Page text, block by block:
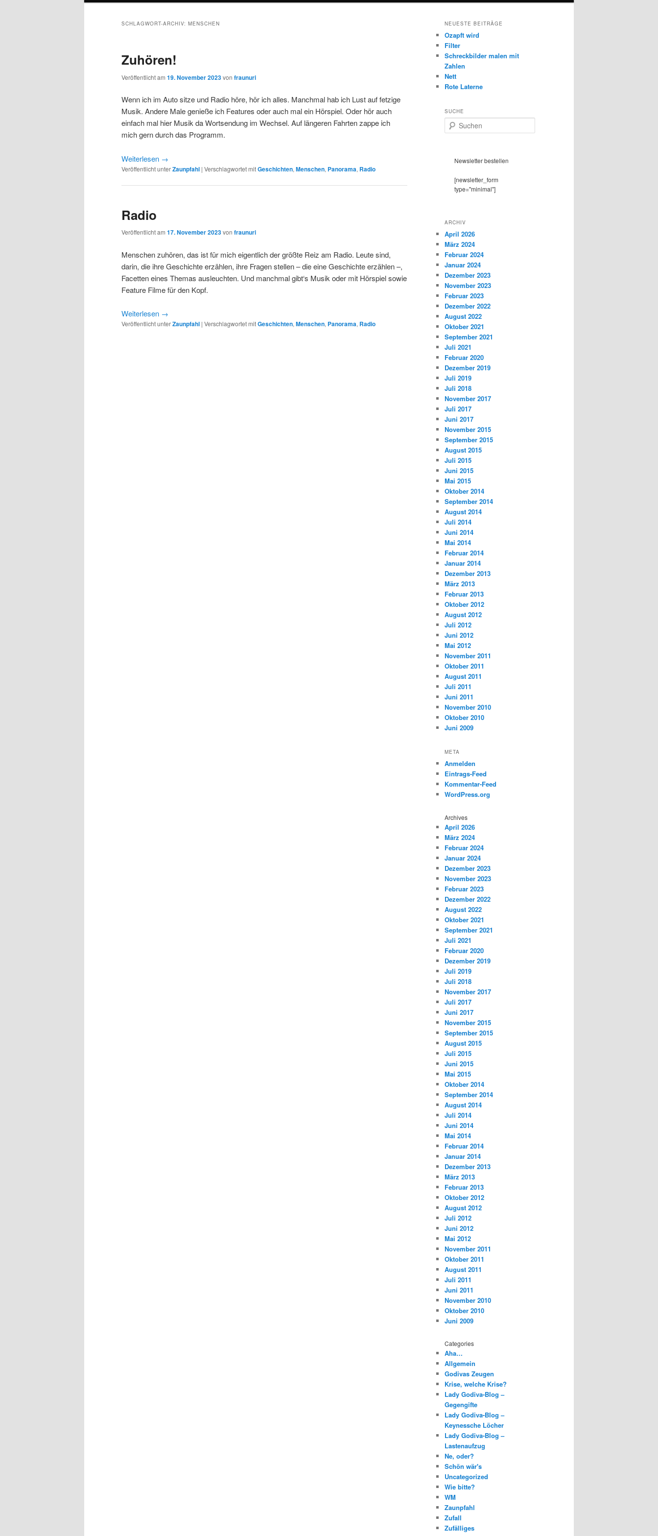
SCHLAGWORT-ARCHIV: MENSCHEN
Zuhören!
Veröffentlicht am 19. November 2023von fraunuri
Wenn ich im Auto sitze und Radio höre, hör ich alles. Manchmal hab ich Lust auf fetzige
Musik. Andere Male genieße ich Features oder auch mal ein Hörspiel. Oder hör auch
einfach mal hier Musik da Wortsendung im Wechsel. Auf längeren Fahrten zappe ich
mich gern durch das Programm.
Weiterlesen →
Veröffentlicht unterZaunpfahl | Verschlagwortet mitGeschichten, Menschen, Panorama, Radio
Radio
Veröffentlicht am 17. November 2023von fraunuri
Menschen zuhören, das ist für mich eigentlich der größte Reiz am Radio. Leute sind,
darin, die ihre Geschichte erzählen, ihre Fragen stellen – die eine Geschichte erzählen –,
Facetten eines Themas ausleuchten. Und manchmal gibt‘s Musik oder mit Hörspiel sowie
Feature Filme für den Kopf.
Weiterlesen →
Veröffentlicht unterZaunpfahl | Verschlagwortet mitGeschichten, Menschen, Panorama, Radio
NEUESTE BEITRÄGE
Ozapft wird
Filter
Schreckbilder malen mit
Zahlen
Nett
Rote Laterne
SUCHE
u
Newsletter bestellen
[newsletter_form
type="minimal"]
ARCHIV
April 2026
März 2024
Februar 2024
Januar 2024
Dezember 2023
November 2023
Februar 2023
Dezember 2022
August 2022
Oktober 2021
September 2021
Juli 2021
Februar 2020
Dezember 2019
Juli 2019
Juli 2018
November 2017
Juli 2017
Juni 2017
November 2015
September 2015
August 2015
Juli 2015
Juni 2015
Mai 2015
Oktober 2014
September 2014
August 2014
Juli 2014
Juni 2014
Mai 2014
Februar 2014
Januar 2014
Dezember 2013
März 2013
Februar 2013
Oktober 2012
August 2012
Juli 2012
Juni 2012
Mai 2012
November 2011
Oktober 2011
August 2011
Juli 2011
Juni 2011
November 2010
Oktober 2010
Juni 2009
META
Anmelden
Eintrags-Feed
Kommentar-Feed
WordPress.org
Archives
April 2026
März 2024
Februar 2024
Januar 2024
Dezember 2023
November 2023
Februar 2023
Dezember 2022
August 2022
Oktober 2021
September 2021
Juli 2021
Februar 2020
Dezember 2019
Juli 2019
Juli 2018
November 2017
Juli 2017
Juni 2017
November 2015
September 2015
August 2015
Juli 2015
Juni 2015
Mai 2015
Oktober 2014
September 2014
August 2014
Juli 2014
Juni 2014
Mai 2014
Februar 2014
Januar 2014
Dezember 2013
März 2013
Februar 2013
Oktober 2012
August 2012
Juli 2012
Juni 2012
Mai 2012
November 2011
Oktober 2011
August 2011
Juli 2011
Juni 2011
November 2010
Oktober 2010
Juni 2009
Categories
Aha…
Allgemein
Godivas Zeugen
Krise, welche Krise?
Lady Godiva-Blog –
Gegengifte
Lady Godiva-Blog –
Keynessche Löcher
Lady Godiva-Blog –
Lastenaufzug
Ne, oder?
Schön wär's
Uncategorized
Wie bitte?
WM
Zaunpfahl
Zufall
Zufälliges